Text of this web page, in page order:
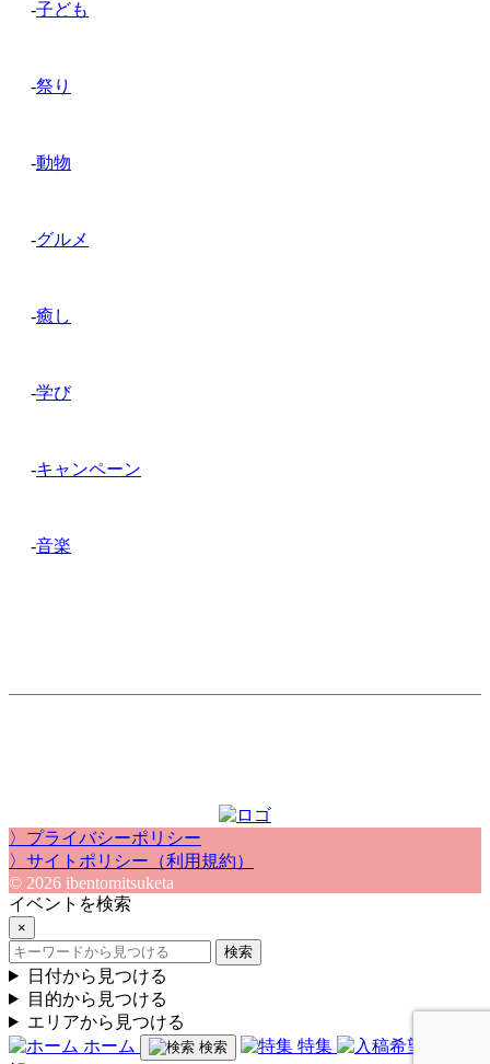
-子ども
-祭り
-動物
-グルメ
-癒し
-学び
-キャンペーン
-音楽
〉プライバシーポリシー
〉サイトポリシー（利用規約）
© 2026 ibentomitsuketa
イベントを検索
×
検索
日付から見つける
目的から見つける
エリアから見つける
ホーム
検索 特集